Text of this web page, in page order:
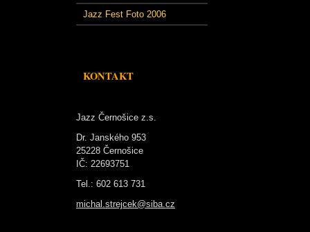
Jazz Fest Foto 2006
KONTAKT
Jazz Černošice z.s.
Dr. Janského 953
25228 Černošice
IČ: 22693751
Tel.: 602 613 731
michal.strejcek@siba.cz